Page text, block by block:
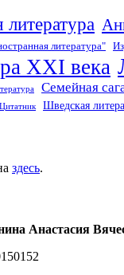
литература"
XXI века
Семейная
Цитатник Шведская
здесь.
Анастасия